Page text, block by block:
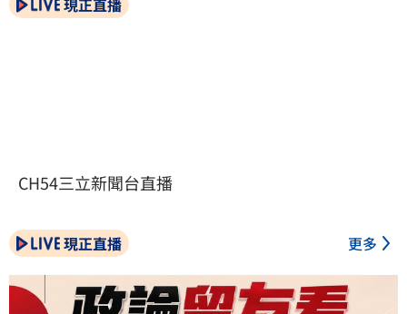
現正直播
CH54三立新聞台直播
現正直播 更多